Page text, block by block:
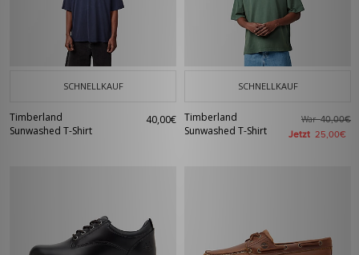
SCHNELLKAUF
Timberland
Sunwashed T-Shirt
40,00€
SCHNELLKAUF
Timberland
Sunwashed T-Shirt
War40,00€
Jetzt 25,00€